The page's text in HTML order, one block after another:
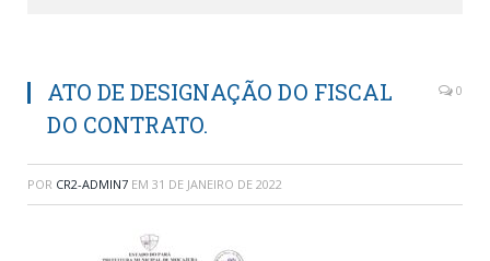
ATO DE DESIGNAÇÃO DO FISCAL
DO CONTRATO.
0
POR CR2-ADMIN7 EM 31 DE JANEIRO DE 2022